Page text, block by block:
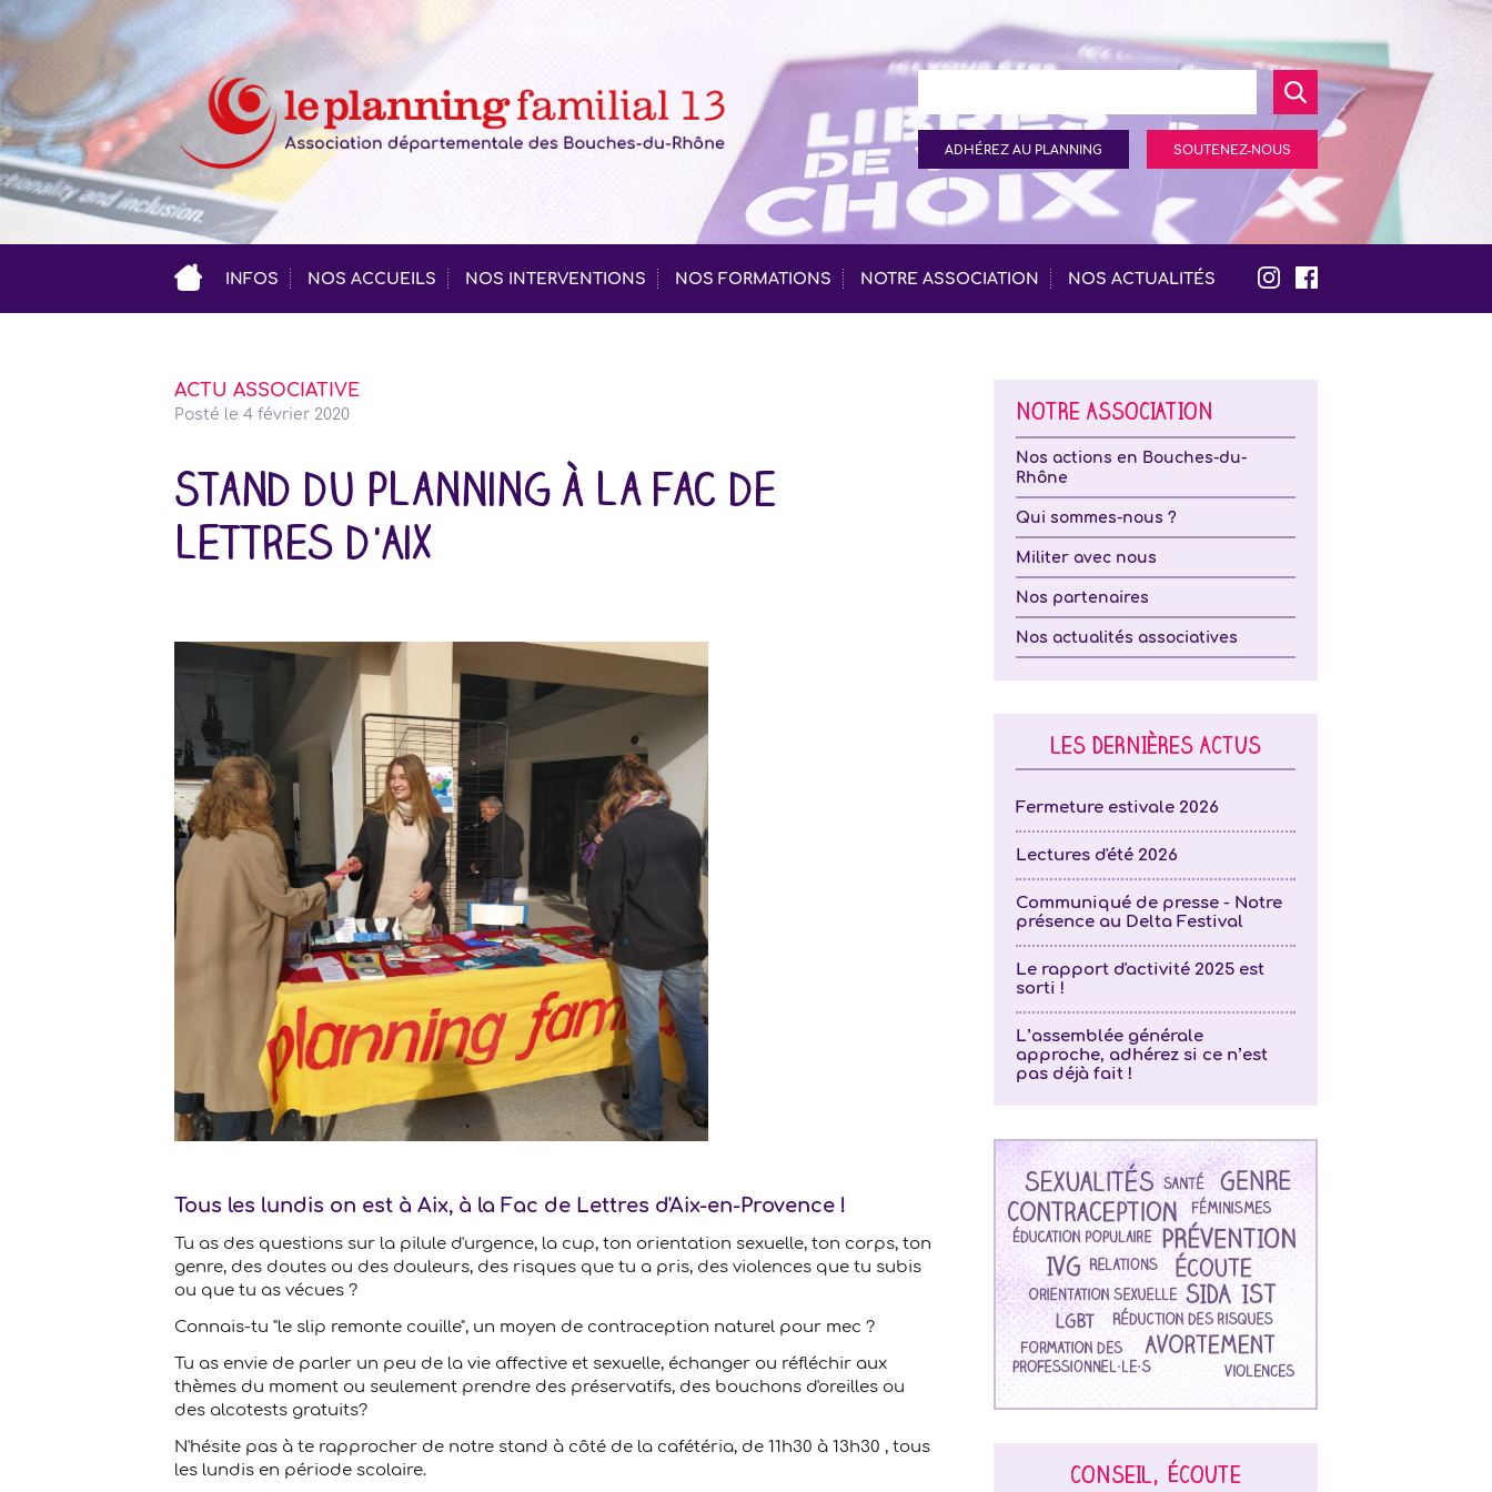
ADHÉREZ AU PLANNING SOUTENEZ-NOUS
INFOS NOS ACCUEILS NOS INTERVENTIONS NOS FORMATIONS NOTRE ASSOCIATION NOS ACTUALITÉS
ACTU ASSOCIATIVE
Posté le 4 février 2020
Stand du planning à la fac de
lettres d'Aix
Tous les lundis on est à Aix, à la Fac de Lettres d'Aix-en-Provence !
Tu as des questions sur la pilule d'urgence, la cup, ton orientation sexuelle, ton corps, ton
genre, des doutes ou des douleurs, des risques que tu a pris, des violences que tu subis
ou que tu as vécues ?
Connais-tu "le slip remonte couille", un moyen de contraception naturel pour mec ?
Tu as envie de parler un peu de la vie affective et sexuelle, échanger ou réfléchir aux
thèmes du moment ou seulement prendre des préservatifs, des bouchons d'oreilles ou
des alcotests gratuits?
N'hésite pas à te rapprocher de notre stand à côté de la cafétéria, de 11h30 à 13h30 , tous
les lundis en période scolaire.
NOTRE ASSOCIATION
Nos actions en Bouches-du-
Rhône
Qui sommes-nous ?
Militer avec nous
Nos partenaires
Nos actualités associatives
LES DERNIÈRES ACTUS
Fermeture estivale 2026
Lectures d'été 2026
Communiqué de presse - Notre
présence au Delta Festival
Le rapport d'activité 2025 est
sorti !
L’assemblée générale
approche, adhérez si ce n’est
pas déjà fait !
CONSEIL, ÉCOUTE